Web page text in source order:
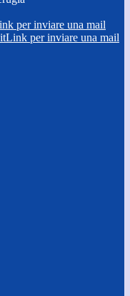
per inviare una mail
Link per inviare una mail